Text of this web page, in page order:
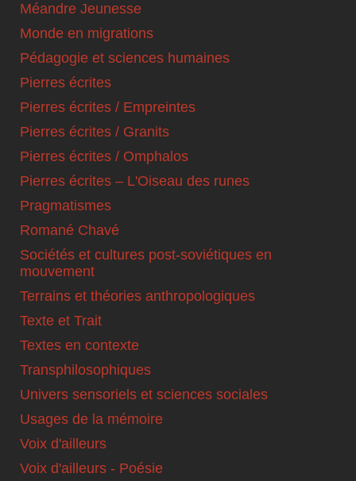
Méandre Jeunesse
Monde en migrations
Pédagogie et sciences humaines
Pierres écrites
Pierres écrites / Empreintes
Pierres écrites / Granits
Pierres écrites / Omphalos
Pierres écrites – L'Oiseau des runes
Pragmatismes
Romané Chavé
Sociétés et cultures post-soviétiques en
mouvement
Terrains et théories anthropologiques
Texte et Trait
Textes en contexte
Transphilosophiques
Univers sensoriels et sciences sociales
Usages de la mémoire
Voix d'ailleurs
Voix d'ailleurs - Poésie